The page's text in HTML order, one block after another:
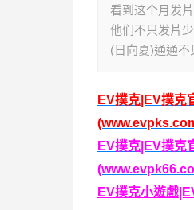
看到这个月发
他们不只发片
(日向夏)通通
EV撲克|EV撲
EV撲克|EV撲
EV撲克小遊戲